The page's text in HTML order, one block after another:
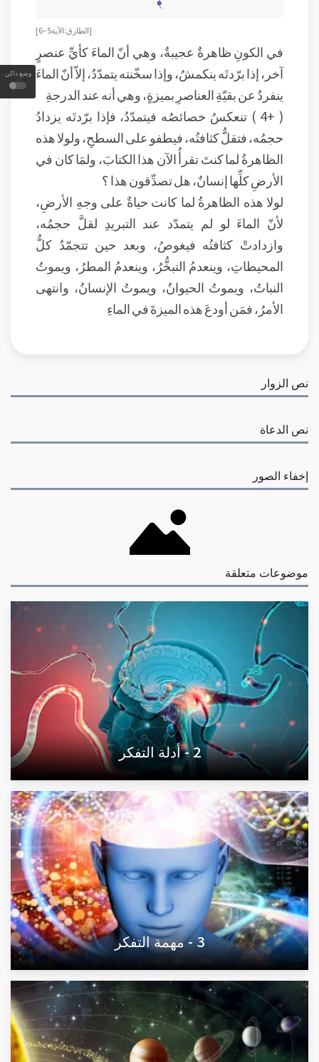
وضع داكن
[ الطارق: الآية 5 – 6 ]
في الكونِ ظاهرةٌ عجيبةٌ، وهي أنّ الماءَ كأيِّ عنصرٍ
آخر، إذا برّدتَه ينكمشُ، وإذا سخّنته يتمدّدُ، إلاّ أنّ الماءَ
ينفردُ عن بقيّةِ العناصرِ بميزةٍ، وهي أنه عند الدرجةِ
( +4 ) تنعكسُ خصائصُه فيتمدّدُ، فإذا برّدتَه يزدادُ
حجمُه، فتقلُّ كثافتُه، فيطفو على السطحِ، ولولا هذه
الظاهرةُ لما كنتَ تقرأُ الآن هذا الكتابَ، ولمَا كان في
الأرضِ كلِّها إنسانٌ، هل تصدِّقون هذا ؟
لولا هذه الظاهرةُ لما كانت حياةٌ على وجهِ الأرضِ،
لأنّ الماءَ لو لم يتمدّد عند التبريدِ لقلَّ حجمُه،
وازدادتْ كثافتُه فيغوصُ، وبعد حين تتجمّدُ كلُّ
المحيطاتِ، وينعدمُ التبخُّرُ، وينعدمُ المطرُ، ويموتُ
النباتُ، ويموتُ الحيوانُ، ويموتُ الإنسانُ، وانتهى
الأمرُ، فمَن أودعَ هذه الميزةَ في الماءِ
نص الزوار
نص الدعاة
إخفاء الصور
موضوعات متعلقة
2 - أدلة التفكر
3 - مهمة التفكر